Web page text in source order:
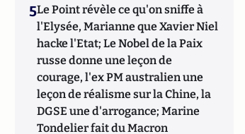
5Le Point révèle ce qu'on sniffe à
l'Elysée, Marianne que Xavier Niel
hacke l'Etat; Le Nobel de la Paix
russe donne une leçon de
courage, l'ex PM australien une
leçon de réalisme sur la Chine, la
DGSE une d'arrogance; Marine
Tondelier fait du Macron